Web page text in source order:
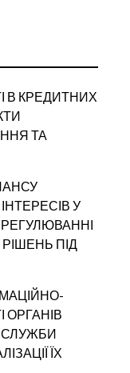
В КРЕДИТНИХ
ТА
У
ПІД
ОРГАНІВ
СЛУЖБИ
ЇХ